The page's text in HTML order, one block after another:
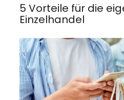
5 Vorteile für die
Einzelhandel